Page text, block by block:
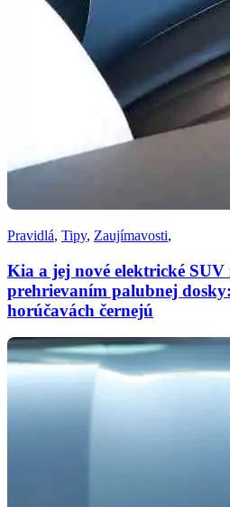
Pravidlá, Tipy, Zaujímavosti,
Kia a jej nové elektrické
prehrievaním palubnej
horúčavách černejú